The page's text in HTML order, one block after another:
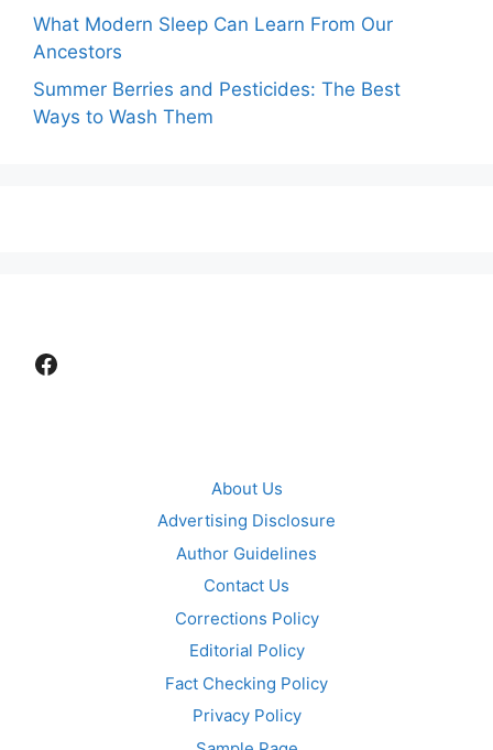
What Modern Sleep Can Learn From Our
Ancestors
Summer Berries and Pesticides: The Best
Ways to Wash Them
Facebook
About Us
Advertising Disclosure
Author Guidelines
Contact Us
Corrections Policy
Editorial Policy
Fact Checking Policy
Privacy Policy